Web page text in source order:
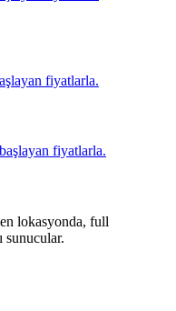
fiyatlarla.
fiyatlarla.
lokasyonda, full
sunucular.